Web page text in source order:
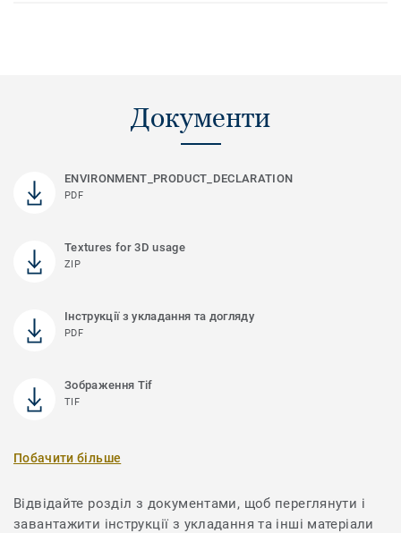
Документи
ENVIRONMENT_PRODUCT_DECLARATION
PDF
Textures for 3D usage
ZIP
Інструкції з укладання та догляду
PDF
Зображення Tif
TIF
Побачити більше
Відвідайте розділ з документами, щоб переглянути і
завантажити інструкції з укладання та інші матеріали